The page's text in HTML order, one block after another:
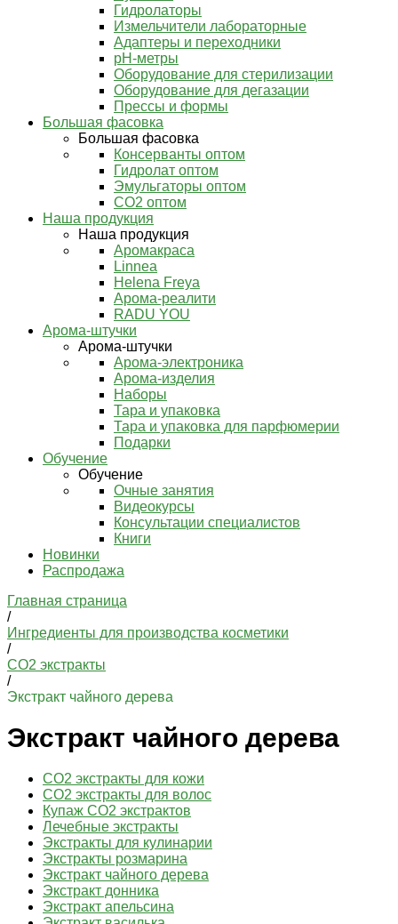
Гидролаторы
Измельчители лабораторные
Адаптеры и переходники
pH-метры
Оборудование для стерилизации
Оборудование для дегазации
Прессы и формы
Большая фасовка
Большая фасовка
Консерванты оптом
Гидролат оптом
Эмульгаторы оптом
СО2 оптом
Наша продукция
Наша продукция
Аромакраса
Linnea
Helena Freya
Арома-реалити
RADU YOU
Арома-штучки
Арома-штучки
Арома-электроника
Арома-изделия
Наборы
Тара и упаковка
Тара и упаковка для парфюмерии
Подарки
Обучение
Обучение
Очные занятия
Видеокурсы
Консультации специалистов
Книги
Новинки
Распродажа
Главная страница
/
Ингредиенты для производства косметики
/
СО2 экстракты
/
Экстракт чайного дерева
Экстракт чайного дерева
CO2 экстракты для кожи
CO2 экстракты для волос
Купаж CO2 экстрактов
Лечебные экстракты
Экстракты для кулинарии
Экстракты розмарина
Экстракт чайного дерева
Экстракт донника
Экстракт апельсина